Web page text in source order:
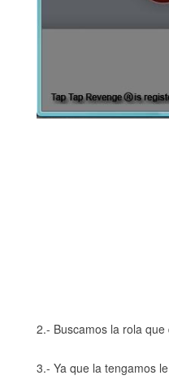
2.- Buscamos la rola
3.- Ya que la tengamos